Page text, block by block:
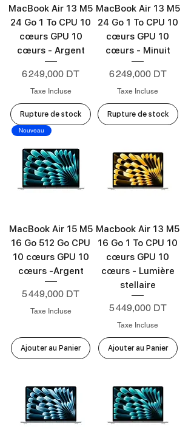
MacBook Air 13 M5
24 Go 1 To CPU 10
cœurs GPU 10
cœurs - Argent
Prix
6 249,000 DT
Taxe Incluse
Rupture de stock
MacBook Air 13 M5
24 Go 1 To CPU 10
cœurs GPU 10
cœurs - Minuit
Prix
6 249,000 DT
Taxe Incluse
Rupture de stock
Nouveau
MacBook Air 15 M5
16 Go 512 Go CPU
10 cœurs GPU 10
cœurs -Argent
Prix
5 449,000 DT
Taxe Incluse
Ajouter au Panier
Macbook Air 13 M5
16 Go 1 To CPU 10
cœurs GPU 10
cœurs - Lumière
stellaire
Prix
5 449,000 DT
Taxe Incluse
Ajouter au Panier